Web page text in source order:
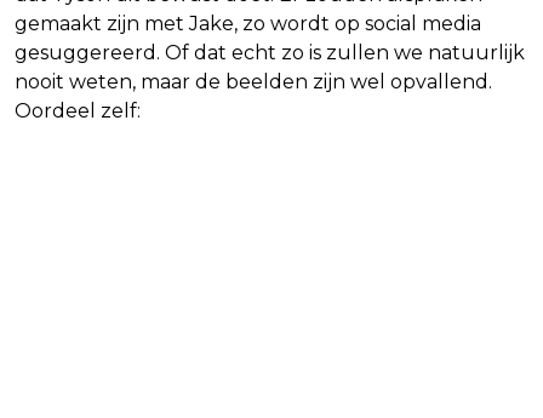
gemaakt zijn met Jake, zo wordt op social media
gesuggereerd. Of dat echt zo is zullen we natuurlijk
nooit weten, maar de beelden zijn wel opvallend.
Oordeel zelf: